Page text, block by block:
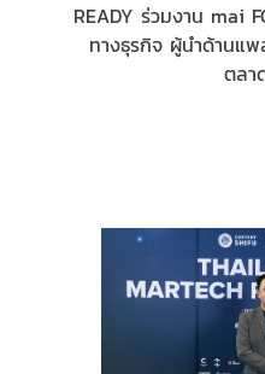
READY ร่วมงาน mai
ทางธุรกิจ ผู้นำด้านแ
ตลา